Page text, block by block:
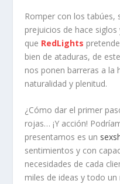
Romper con los tabúes,
prejuicios de hace
que RedLights
bien de ataduras, de
nos ponen barreras a la
naturalidad y plenitud.
¿Cómo dar el primer
rojas… ¡Y acción!
presentamos es un
sentimientos y con
necesidades de cada
miles de ideas y todo